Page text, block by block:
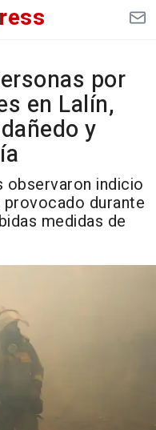
por
en Lalín,
y
indicio
durante
medidas de